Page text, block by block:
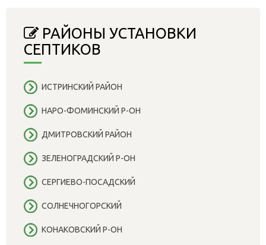
РАЙОНЫ УСТАНОВКИ
СЕПТИКОВ
ИСТРИНСКИЙ РАЙОН
НАРО-ФОМИНСКИЙ Р-ОН
ДМИТРОВСКИЙ РАЙОН
ЗЕЛЕНОГРАДСКИЙ Р-ОН
СЕРГИЕВО-ПОСАДСКИЙ
СОЛНЕЧНОГОРСКИЙ
КОНАКОВСКИЙ Р-ОН